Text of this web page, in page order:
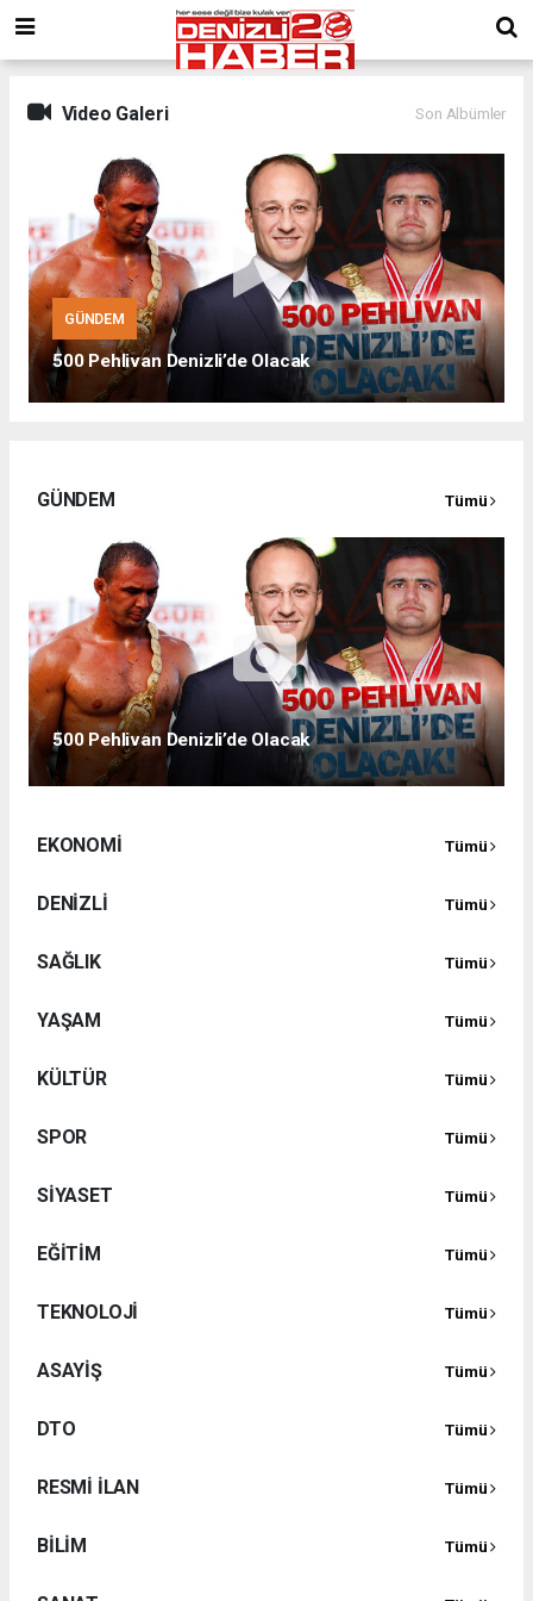
Video Galeri Son Albümler
GÜNDEM
500 Pehlivan Denizli’de Olacak
GÜNDEM Tümü
500 Pehlivan Denizli’de Olacak
EKONOMİ Tümü
DENİZLİ Tümü
SAĞLIK Tümü
YAŞAM Tümü
KÜLTÜR Tümü
SPOR Tümü
SİYASET Tümü
EĞİTİM Tümü
TEKNOLOJİ Tümü
ASAYİŞ Tümü
DTO Tümü
RESMİ İLAN Tümü
BİLİM Tümü